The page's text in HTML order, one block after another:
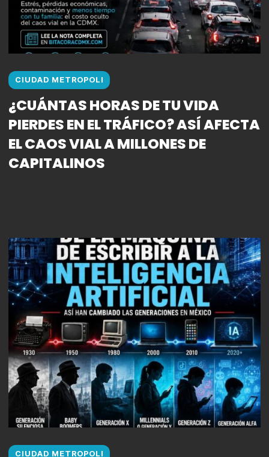
CIUDAD METROPOLI
¿CUÁNTAS HORAS DE TU VIDA
PIERDES EN EL TRÁFICO? ASÍ AFECTA
EL CAOS VIAL A MILLONES DE
CAPITALINOS
CIUDAD METROPOLI